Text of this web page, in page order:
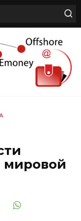
мировой